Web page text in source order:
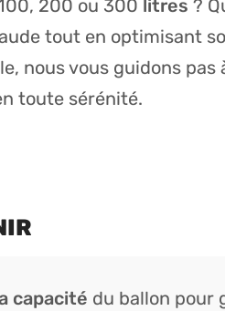
200 ou 300 litres ?
tout en optimisant
nous vous guidons
toute sérénité.
capacité du ballon pour